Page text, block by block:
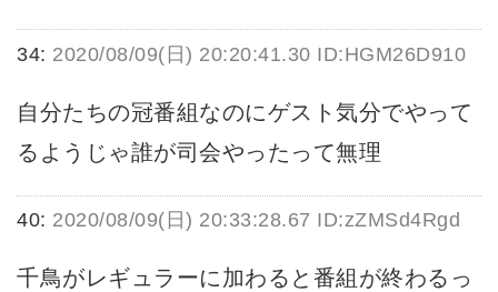
34: 2020/08/09(日) 20:20:41.30 ID:HGM26D910
自分たちの冠番組なのにゲスト気分でやって
るようじゃ誰が司会やったって無理
40: 2020/08/09(日) 20:33:28.67 ID:zZMSd4Rgd
千鳥がレギュラーに加わると番組が終わるっ